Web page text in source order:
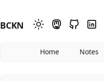
BCKN
Home Notes